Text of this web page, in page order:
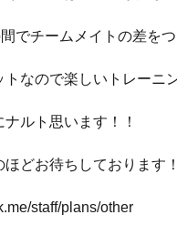
でチームメイトの差を
トなので楽しいトレーニ
ルト思います！！
どお待ちしております！
staff/plans/other